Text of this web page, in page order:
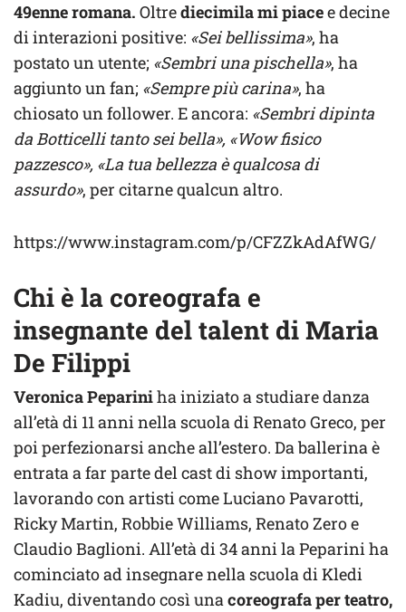
49enne romana. Oltrediecimila mi piacee decine
di interazioni positive: «Sei bellissima», ha
postato un utente; «Sembri una pischella», ha
aggiunto un fan; «Sempre più carina», ha
chiosato un follower. E ancora: «Sembri dipinta
da Botticelli tanto sei bella», «Wow fisico
pazzesco», «La tua bellezza è qualcosa di
assurdo», per citarne qualcun altro.
https://www.instagram.com/p/CFZZkAdAfWG/
Chi è la coreografa e
insegnante del talent di Maria
De Filippi
Veronica Pepariniha iniziato a studiare danza
all’età di 11 anni nella scuola di Renato Greco, per
poi perfezionarsi anche all’estero. Da ballerina è
entrata a far parte del cast di show importanti,
lavorando con artisti come Luciano Pavarotti,
Ricky Martin, Robbie Williams, Renato Zero e
Claudio Baglioni. All’età di 34 anni la Peparini ha
cominciato ad insegnare nella scuola di Kledi
Kadiu, diventando così unacoreografa per teatro,